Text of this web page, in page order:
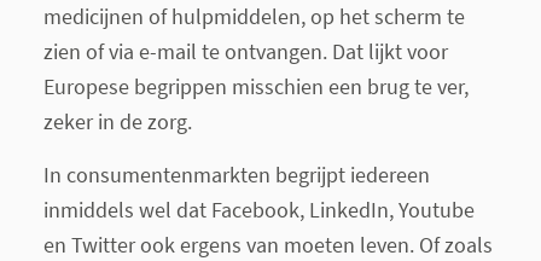
medicijnen of hulpmiddelen, op het scherm te
zien of via e-mail te ontvangen. Dat lijkt voor
Europese begrippen misschien een brug te ver,
zeker in de zorg.
In consumentenmarkten begrijpt iedereen
inmiddels wel dat Facebook, LinkedIn, Youtube
en Twitter ook ergens van moeten leven. Of zoals